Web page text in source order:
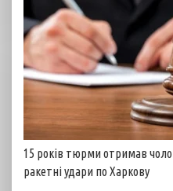
15 років тюрми отримав
ракетні удари по Харкову